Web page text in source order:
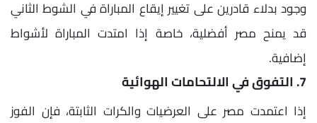
وجود بدلاء قادرين على تغيير إيقاع المباراة في الشوط الثاني
قد يمنح مصر أفضلية، خاصة إذا امتدت المباراة لأشواط
إضافية.
7. التفوق في الالتحامات الهوائية
إذا اعتمدت مصر على العرضيات والكرات الثابتة، فإن الفوز